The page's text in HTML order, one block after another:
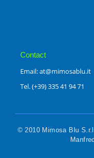
Contact
Email: at@mimosablu.it
Tel. (+39) 335 41 94 71
© 2010 Mimosa Blu